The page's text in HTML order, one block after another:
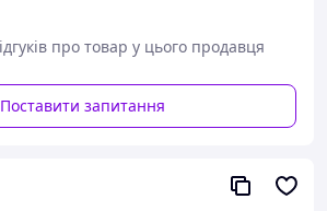
– навіть у вихідні.
про товар у цього продавця
Поставити запитання